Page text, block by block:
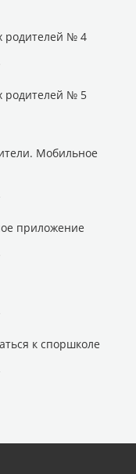
родителей № 4
родителей № 5
Мобильное
приложение
к споршколе